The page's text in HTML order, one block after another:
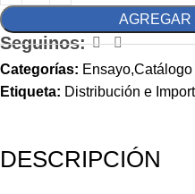
Seguinos:
Categorías: Ensayo,Catálogo
Etiqueta: Distribución e
DESCRIPCIÓN